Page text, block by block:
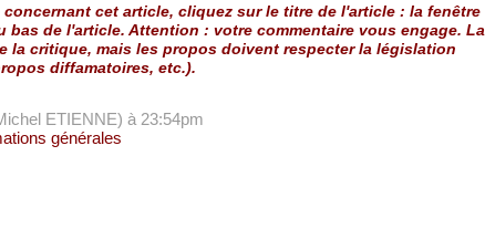
concernant cet article, cliquez sur le titre de l'article : la fenêtre
bas de l'article. Attention : votre commentaire vous engage. La
la critique, mais les propos doivent respecter la législation
diffamatoires, etc.).
ETIENNE) à 23:54pm
générales